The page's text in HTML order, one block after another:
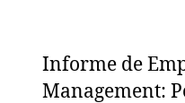
Informe de
Management: